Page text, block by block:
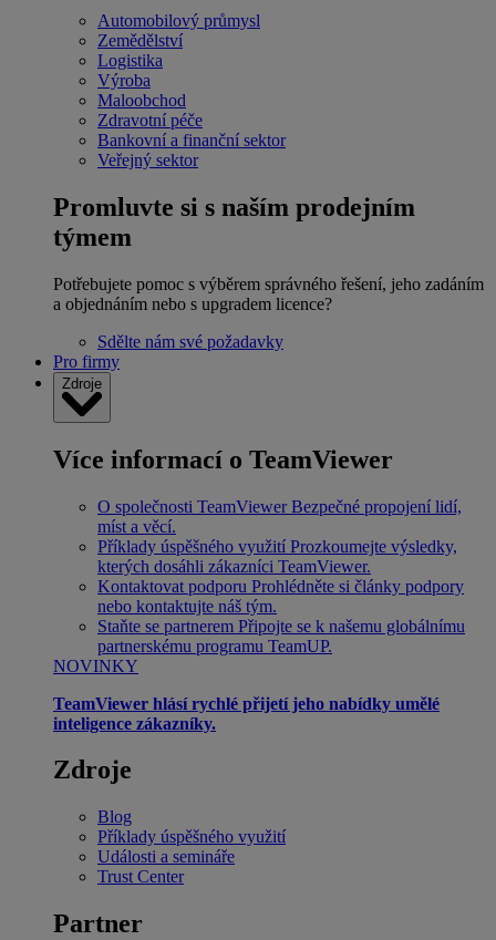
Automobilový průmysl
Zemědělství
Logistika
Výroba
Maloobchod
Zdravotní péče
Bankovní a finanční sektor
Veřejný sektor
Promluvte si s naším prodejním
týmem
Potřebujete pomoc s výběrem správného řešení, jeho zadáním
a objednáním nebo s upgradem licence?
Sdělte nám své požadavky
Pro firmy
Zdroje
Více informací o TeamViewer
O společnosti TeamViewer Bezpečné propojení lidí,
míst a věcí.
Příklady úspěšného využití Prozkoumejte výsledky,
kterých dosáhli zákazníci TeamViewer.
Kontaktovat podporu Prohlédněte si články podpory
nebo kontaktujte náš tým.
Staňte se partnerem Připojte se k našemu globálnímu
partnerskému programu TeamUP.
NOVINKY
TeamViewer hlásí rychlé přijetí jeho nabídky umělé
inteligence zákazníky.
Zdroje
Blog
Příklady úspěšného využití
Události a semináře
Trust Center
Partner